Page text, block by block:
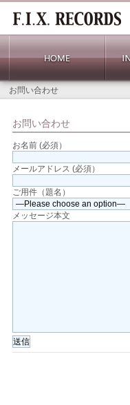
お問い合わせ
お問い合わせ
お名前 (必須）
メールアドレス (必須）
ご用件（題名）
メッセージ本文